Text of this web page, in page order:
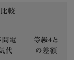
較
間電
代
等級4と
の差額